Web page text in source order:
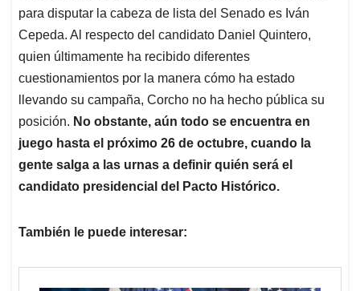
para disputar la cabeza de lista del Senado es Iván
Cepeda. Al respecto del candidato Daniel Quintero,
quien últimamente ha recibido diferentes
cuestionamientos por la manera cómo ha estado
llevando su campaña, Corcho no ha hecho pública su
posición. No obstante, aún todo se encuentra en
juego hasta el próximo 26 de octubre, cuando la
gente salga a las urnas a definir quién será el
candidato presidencial del Pacto Histórico.
También le puede interesar: